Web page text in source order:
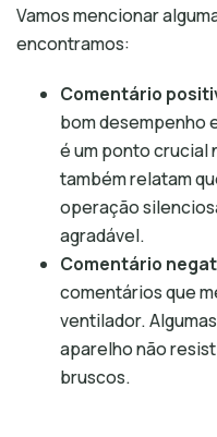
Vamos mencionar
encontramos:
Comentário
bom desempenho
é um ponto crucial
também relatam
operação
agradável.
Comentário
comentários que
ventilador.
aparelho não
bruscos.